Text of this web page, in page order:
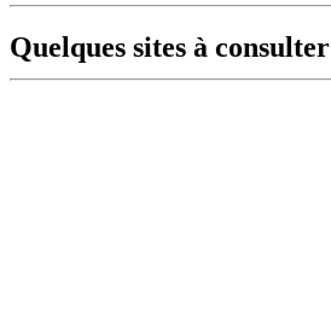
Quelques sites à consulter